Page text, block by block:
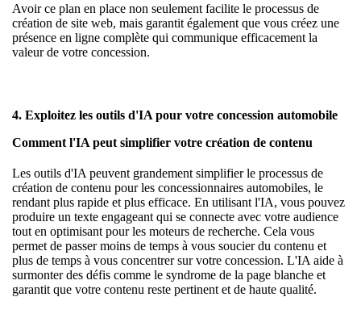
Avoir ce plan en place non seulement facilite le processus de
création de site web, mais garantit également que vous créez une
présence en ligne complète qui communique efficacement la
valeur de votre concession.
4. Exploitez les outils d'IA pour votre concession automobile
Comment l'IA peut simplifier votre création de contenu
Les outils d'IA peuvent grandement simplifier le processus de
création de contenu pour les concessionnaires automobiles, le
rendant plus rapide et plus efficace. En utilisant l'IA, vous pouvez
produire un texte engageant qui se connecte avec votre audience
tout en optimisant pour les moteurs de recherche. Cela vous
permet de passer moins de temps à vous soucier du contenu et
plus de temps à vous concentrer sur votre concession. L'IA aide à
surmonter des défis comme le syndrome de la page blanche et
garantit que votre contenu reste pertinent et de haute qualité.